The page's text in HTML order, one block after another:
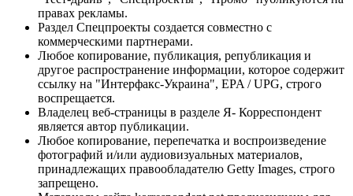
правах рекламы.
Раздел Спецпроекты создается совместно с
коммерческими партнерами.
Любое копирование, публикация, републикация и
другое распространение информации, которое содержит
ссылку на "Интерфакс-Украина", EPA / UPG, строго
воспрещается.
Владелец веб-страницы в разделе Я- Корреспондент
является автор публикации.
Любое копирование, перепечатка и воспроизведение
фотографий и/или аудиовизуальных материалов,
принадлежащих правообладателю Getty Images, строго
запрещено.